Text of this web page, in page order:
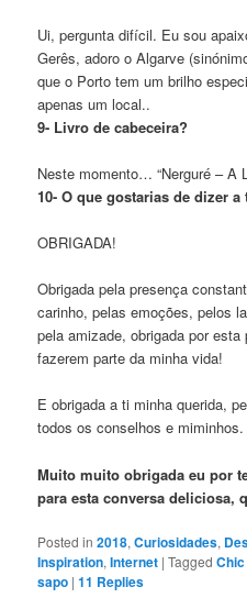
Ui, pergunta difícil. Eu sou
Gerês, adoro o Algarve
que o Porto tem um brilho
apenas um local..
9- Livro de cabeceira?
Neste momento… “Nerguré – A
10- O que gostarias de dizer
OBRIGADA!
Obrigada pela presença
carinho, pelas emoções, pelos
pela amizade, obrigada por
fazerem parte da minha vida!
E obrigada a ti minha querida,
todos os conselhos e miminhos.
Muito muito obrigada eu por
para esta conversa deliciosa,
Posted in 2018,Curiosidades,
Inspiration,Internet |Tagged
sapo |11 Replies